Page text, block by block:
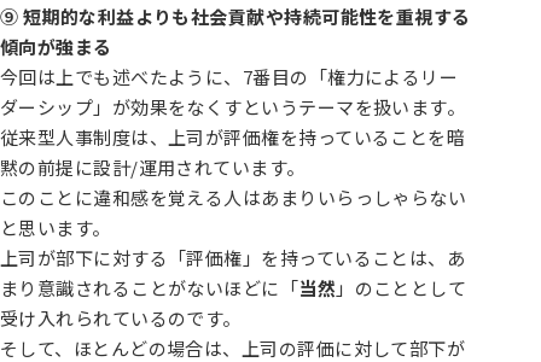
⑨ 短期的な利益よりも社会貢献や持続可能性を重視する
傾向が強まる
今回は上でも述べたように、7番目の「権力によるリー
ダーシップ」が効果をなくすというテーマを扱います。
従来型人事制度は、上司が評価権を持っていることを暗
黙の前提に設計/運用されています。
このことに違和感を覚える人はあまりいらっしゃらない
と思います。
上司が部下に対する「評価権」を持っていることは、あ
まり意識されることがないほどに「当然 」のこととして
受け入れられているのです。
そして、ほとんどの場合は、上司の評価に対して部下が